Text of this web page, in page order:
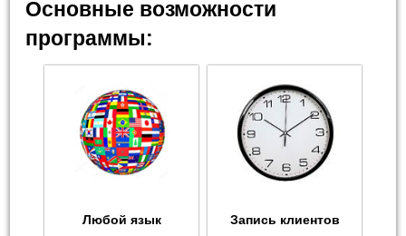
Основные возможности
программы:
Любой язык Запись клиентов